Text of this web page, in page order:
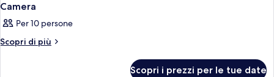
Camera
Per 10 persone
Scopri di più
Altri
Scopri i prezzi per le tue date